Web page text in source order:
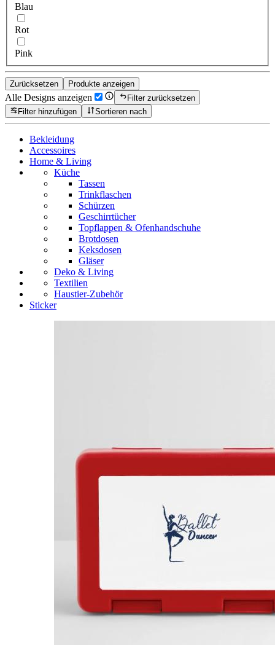
Blau
Rot
Pink
Zurücksetzen Produkte anzeigen
Alle Designs anzeigen
Filter zurücksetzen
Filter hinzufügen
Sortieren nach
Bekleidung
Accessoires
Home & Living
Küche
Tassen
Trinkflaschen
Schürzen
Geschirrtücher
Topflappen & Ofenhandschuhe
Brotdosen
Keksdosen
Gläser
Deko & Living
Textilien
Haustier-Zubehör
Sticker